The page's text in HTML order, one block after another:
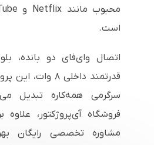
است.
اتصال وای‌فای دو بانده،
قدرتمند داخلی ۸
سرگرمی همه‌کاره تبدیل
فروشگاه آی‌پروژکتور، علاوه
مشاوره تخصصی رایگان